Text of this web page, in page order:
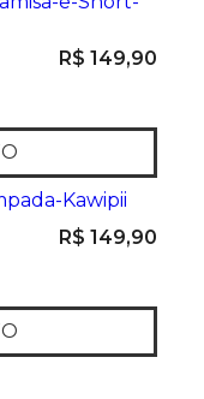
R$ 149,90
R$ 149,90